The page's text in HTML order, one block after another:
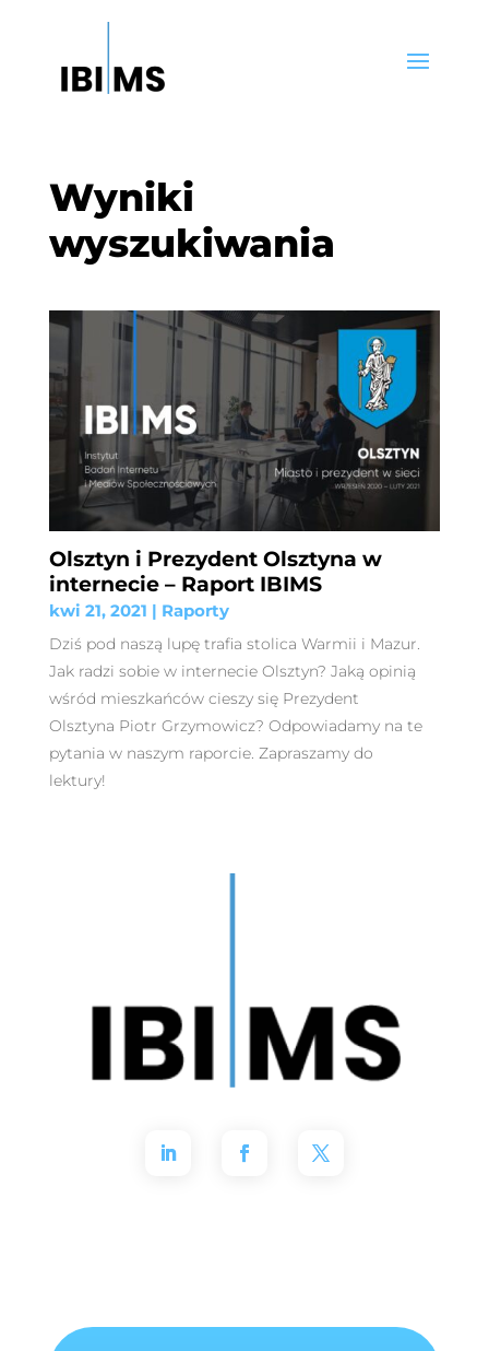
Wyniki
wyszukiwania
Olsztyn i Prezydent Olsztyna w
internecie – Raport IBIMS
kwi 21, 2021 | Raporty
Dziś pod naszą lupę trafia stolica Warmii i Mazur.
Jak radzi sobie w internecie Olsztyn? Jaką opinią
wśród mieszkańców cieszy się Prezydent
Olsztyna Piotr Grzymowicz? Odpowiadamy na te
pytania w naszym raporcie. Zapraszamy do
lektury!